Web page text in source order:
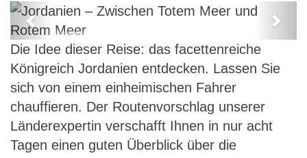
Jordanien – Zwischen Totem Meer
und Rotem Meer
Previous
Die Idee dieser Reise: das facettenreiche
Königreich Jordanien entdecken. Lassen Sie
sich von einem einheimischen Fahrer
chauffieren. Der Routenvorschlag unserer
Länderexpertin verschafft Ihnen in nur acht
Tagen einen guten Überblick über die